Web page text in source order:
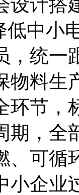
设计搭
低中小
，统一
物料生
环节，
期，全
、可循
小企业